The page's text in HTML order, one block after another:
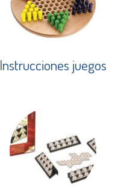
Instrucciones juegos